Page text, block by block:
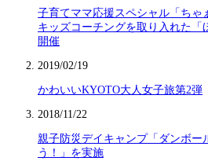
子育てママ応援スペシャル「ちゃ
キッズコーチングを取り入れた「
開催
2019/02/19
かわいいKYOTO大人女子旅第2弾
2018/11/22
親子防災デイキャンプ「ダンボー
う！」を実施